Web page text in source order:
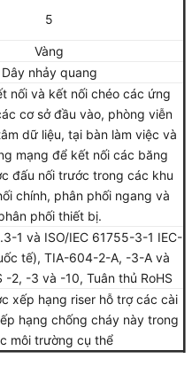
5
Vàng
Dây nhảy quang
nối và kết nối chéo các ứng
cơ sở đầu vào, phòng viễn
dữ liệu, tại bàn làm việc và
mạng để kết nối các băng
đấu nối trước trong các khu
chính, phân phối ngang và
phối thiết bị.
1 và ISO/IEC 61755-3-1 IEC-
tế), TIA-604-2-A, -3-A và
-2, -3 và -10, Tuân thủ RoHS
xếp hạng riser hỗ trợ các cài
hạng chống cháy này trong
môi trường cụ thể